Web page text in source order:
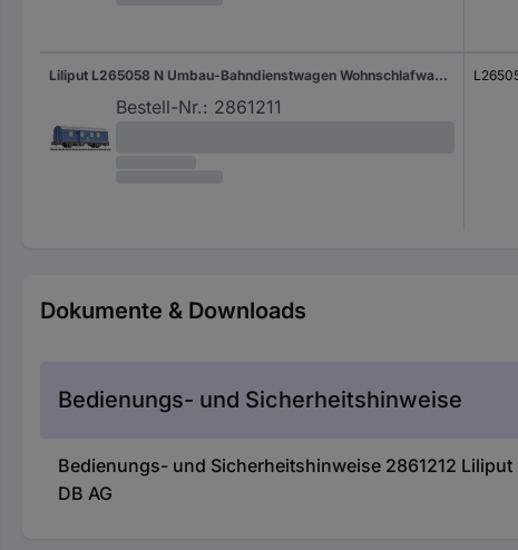
Liliput L265058 N Umbau-Bahndienstwagen Wohnschlafwagen 433 der DB Wohn-Schlafwagen 433 der DB
Bestell-Nr.: 2861211
Dokumente & Downloads
Bedienungs- und Sicherheitshinweise
Bedienungs- und Sicherheitshinweise 2861212
DB AG